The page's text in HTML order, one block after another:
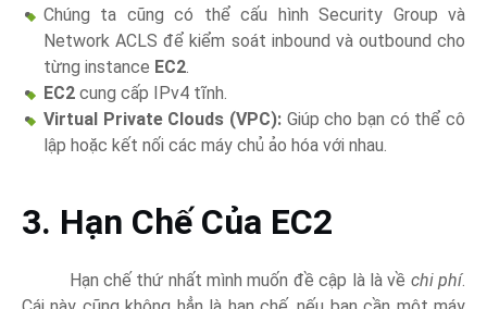
Chúng ta cũng có thể cấu hình Security Group và
Network ACLS để kiểm soát inbound và outbound cho
từng instance EC2
EC2 cung cấp IPv4 tĩnh.
Virtual Private Clouds (VPC): Giúp cho bạn có thể cô
lập hoặc kết nối các máy chủ ảo hóa với nhau.
3. Hạn Chế Của EC2
Hạn chế thứ nhất mình muốn đề cập là là về chi phí.